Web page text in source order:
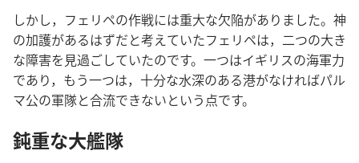
しかし，フェリペの作戦には重大な欠陥がありました。神
の加護があるはずだと考えていたフェリペは，二つの大き
な障害を見過ごしていたのです。一つはイギリスの海軍力
であり，もう一つは，十分な水深のある港がなければパル
マ公の軍隊と合流できないという点です。
鈍重な大艦隊